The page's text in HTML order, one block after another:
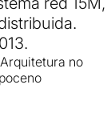
Arquitetura no